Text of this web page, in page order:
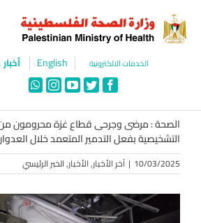
content
الخدمات الالكترونية English
Facebook
Twitter
YouTube
Instagram
الصحة : مرضى وجرحى قطاع غزة محرومون من
التشخيصية بفعل التدمير المتعمد خلال
10/03/2025
| آخر الأخبار,الأخبار,الخبر الرئيسي